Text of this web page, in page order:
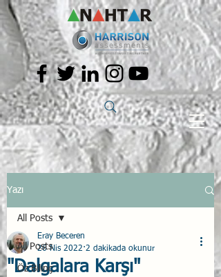
Yazı
All Posts
Öz Bilinç
All Posts
"Dalgalara Karşı"
Eray Beceren
26 Nis 2022 2 dakikada okunur